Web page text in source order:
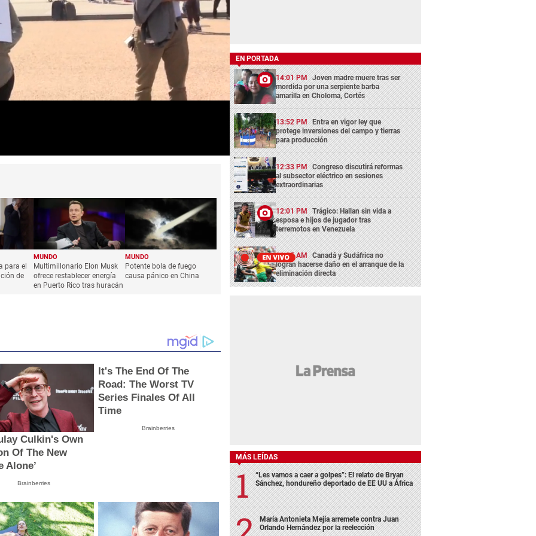
para el
de
MUNDO
Multimillonario Elon Musk
ofrece restablecer energía
en Puerto Rico tras huracán
MUNDO
Potente bola de fuego
causa pánico en China
Culkin's Own
Of The New
Alone’
Brainberries
It's The End Of The
Road: The Worst TV
Series Finales Of All
Time
Brainberries
EN PORTADA
14:01 PM Joven madre muere tras ser
mordida por una serpiente barba
amarilla en Choloma, Cortés
13:52 PM Entra en vigor ley que
protege inversiones del campo y tierras
para producción
12:33 PM Congreso discutirá reformas
al subsector eléctrico en sesiones
extraordinarias
12:01 PM Trágico: Hallan sin vida a
esposa e hijos de jugador tras
terremotos en Venezuela
11:05 AM Canadá y Sudáfrica no
logran hacerse daño en el arranque de la
eliminación directa
MÁS LEÍDAS
“Les vamos a caer a golpes”: El relato de Bryan
Sánchez, hondureño deportado de EE UU a África
María Antonieta Mejía arremete contra Juan
Orlando Hernández por la reelección